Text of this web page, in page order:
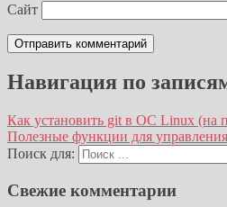
Сайт
Навигация по
Как установить git в ОС Linux (на
Полезные функции для
Поиск для:
Свежие комментарии